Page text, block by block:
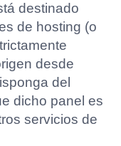
destinado
de hosting (o
desde
del
dicho panel es
servicios de